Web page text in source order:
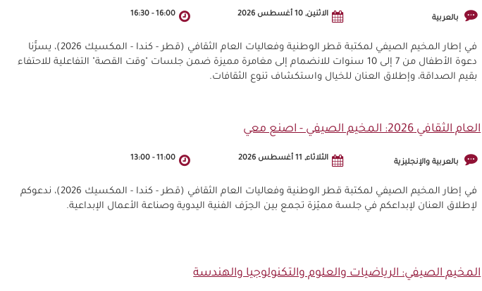
بالعربية الاثنين, 10 أغسطس 2026 16:00
-
16:30
في إطار المخيم الصيفي لمكتبة قطر الوطنية وفعاليات العام الثقافي (قطر - كندا - المكسيك 2026)، يسرُّنا
دعوة الأطفال من 7 إلى 10 سنوات للانضمام إلى مغامرة مميزة ضمن جلسات "وقت القصة" التفاعلية للاحتفاء
بقيم الصداقة، وإطلاق العنان للخيال واستكشاف تنوع الثقافات.
العام الثقافي 2026: المخيم الصيفي - اصنع معي
بالعربية والإنجليزية الثلاثاء, 11 أغسطس 2026 11:00
-
13:00
في إطار المخيم الصيفي لمكتبة قطر الوطنية وفعاليات العام الثقافي (قطر - كندا - المكسيك 2026)، ندعوكم
لإطلاق العنان لإبداعكم في جلسة مميّزة تجمع بين الحِرَف الفنية اليدوية وصناعة الأعمال الإبداعية.
المخيم الصيفي: الرياضيات والعلوم والتكنولوجيا والهندسة